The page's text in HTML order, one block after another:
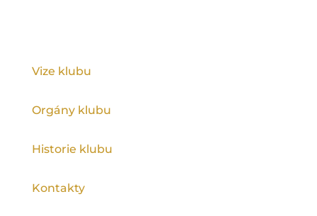
Vize klubu
Orgány klubu
Historie klubu
Kontakty